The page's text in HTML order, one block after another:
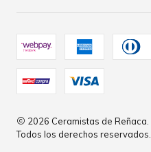
2026 Ceramistas de Reñaca.
Todos los derechos reservados.